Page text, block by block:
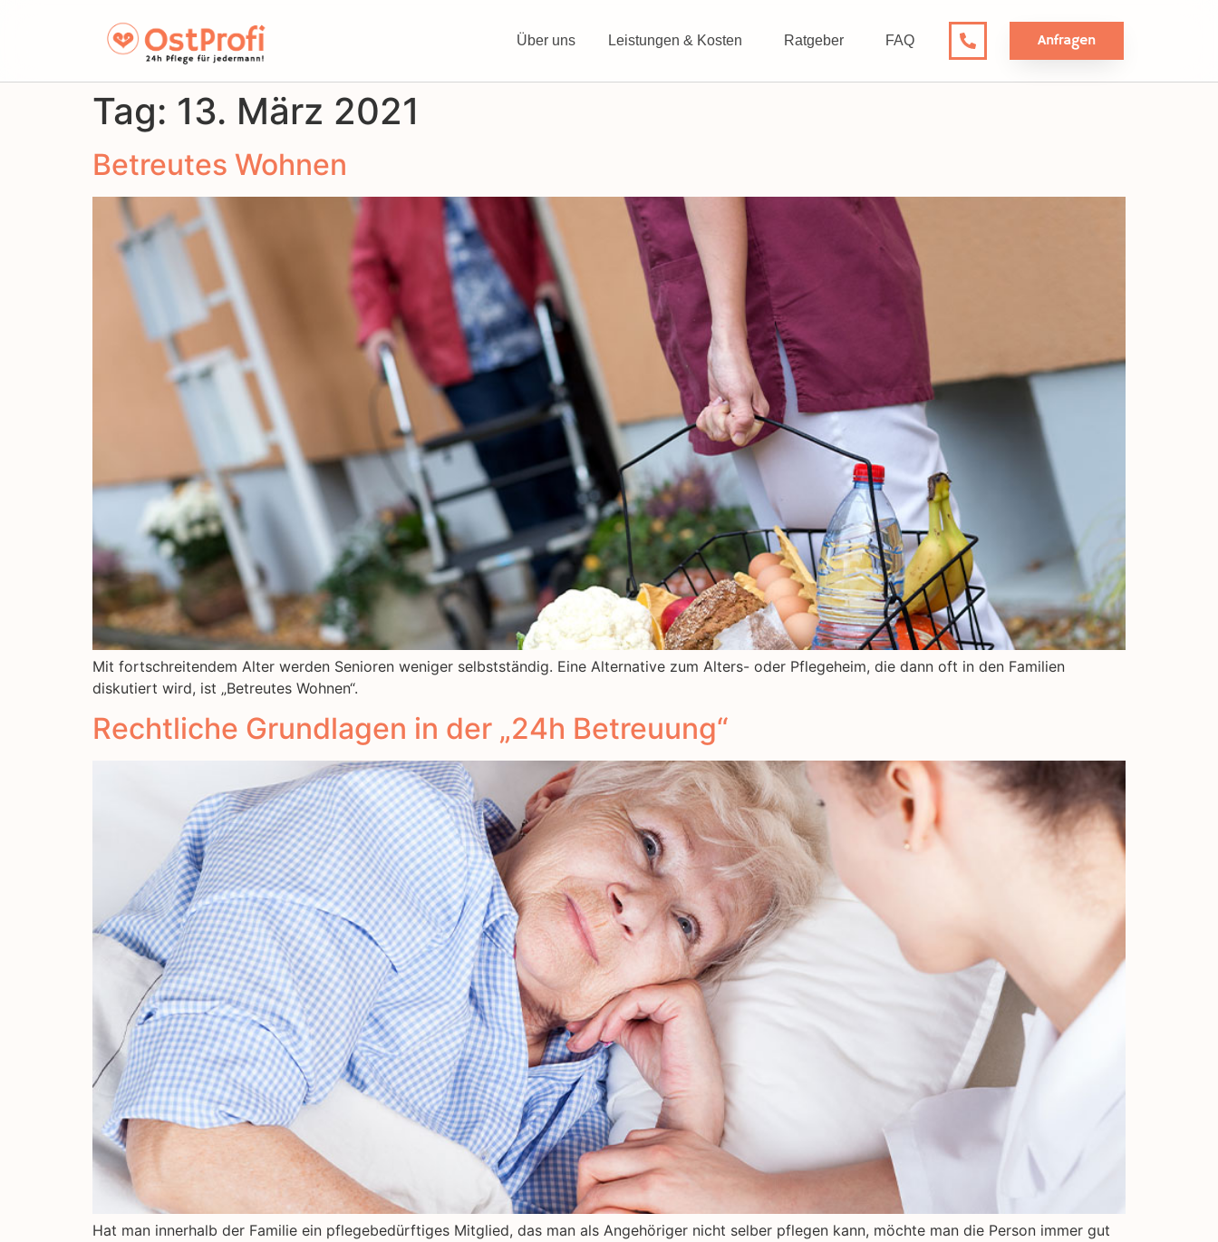
Über uns Leistungen & Kosten Ratgeber FAQ Anfragen
Tag: 13. März 2021
Betreutes Wohnen
Mit fortschreitendem Alter werden Senioren weniger selbstständig. Eine Alternative zum Alters- oder Pflegeheim, die dann oft in den Familien
diskutiert wird, ist „Betreutes Wohnen“.
Rechtliche Grundlagen in der „24h Betreuung“
Hat man innerhalb der Familie ein pflegebedürftiges Mitglied, das man als Angehöriger nicht selber pflegen kann, möchte man die Person immer gut